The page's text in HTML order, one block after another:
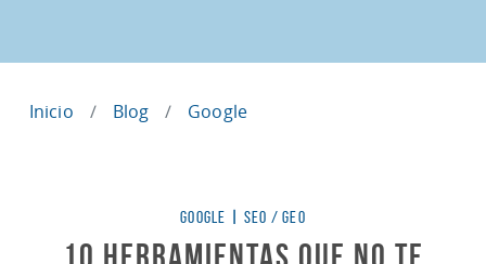
Inicio Blog Google
GOOGLE SEO / GEO
10 herramientas que no te